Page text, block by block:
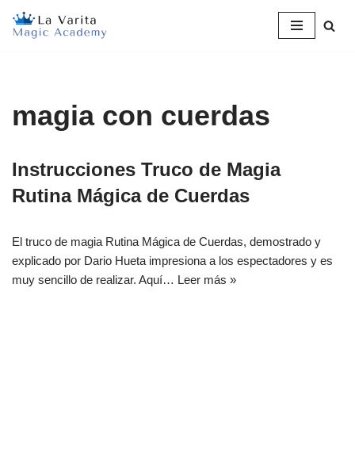
Saltar
magia con cuerdas
Instrucciones Truco de Magia
Rutina Mágica de Cuerdas
El truco de magia Rutina Mágica de Cuerdas, demostrado y
explicado por Dario Hueta impresiona a los espectadores y es
muy sencillo de realizar. Aquí… Leer más »